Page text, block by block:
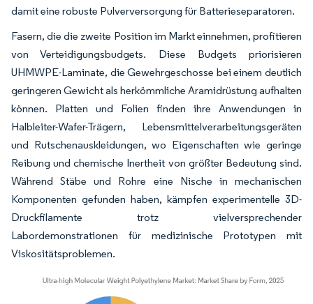
damit eine robuste Pulverversorgung für Batterieseparatoren.
Fasern, die die zweite Position im Markt einnehmen, profitieren
von Verteidigungsbudgets. Diese Budgets priorisieren
UHMWPE-Laminate, die Gewehrgeschosse bei einem deutlich
geringeren Gewicht als herkömmliche Aramidrüstung aufhalten
können. Platten und Folien finden ihre Anwendungen in
Halbleiter-Wafer-Trägern, Lebensmittelverarbeitungsgeräten
und Rutschenauskleidungen, wo Eigenschaften wie geringe
Reibung und chemische Inertheit von größter Bedeutung sind.
Während Stäbe und Rohre eine Nische in mechanischen
Komponenten gefunden haben, kämpfen experimentelle 3D-
Druckfilamente trotz vielversprechender
Labordemonstrationen für medizinische Prototypen mit
Viskositätsproblemen.